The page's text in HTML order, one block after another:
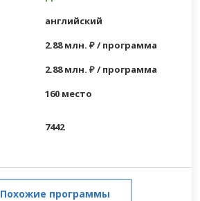
английский
2.88 млн. ₽ / программа
2.88 млн. ₽ / программа
160 место
7442
Похожие программы